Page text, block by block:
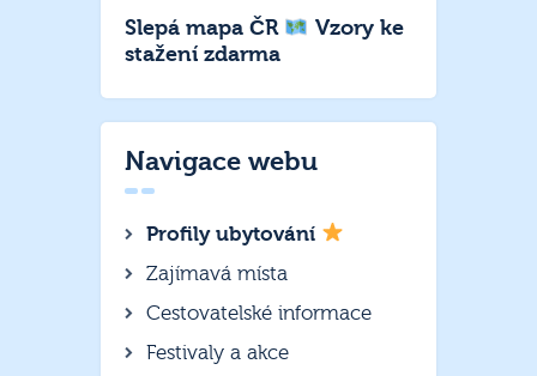
Slepá mapa ČR
Vzory ke
stažení zdarma
Navigace webu
Profily ubytování
Zajímavá místa
Cestovatelské informace
Festivaly a akce